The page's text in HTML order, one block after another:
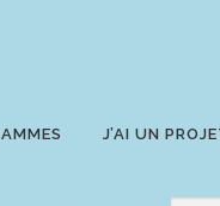
J’AI UN